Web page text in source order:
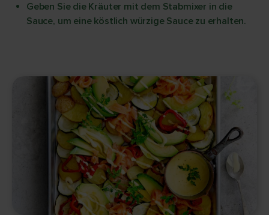
Geben Sie die Kräuter mit dem Stabmixer in die
Sauce, um eine köstlich würzige Sauce zu erhalten.